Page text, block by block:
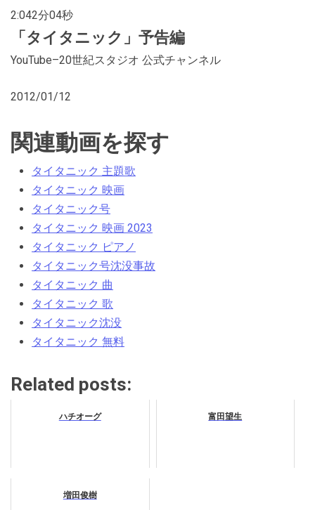
2:042分04秒
「 タイタニック 」予告編
YouTube–20世紀スタジオ 公式チャンネル
2012/01/12
関連動画を探す
タイタニック 主題歌
タイタニック 映画
タイタニック号
タイタニック 映画 2023
タイタニック ピアノ
タイタニック号沈没事故
タイタニック 曲
タイタニック 歌
タイタニック沈没
タイタニック 無料
Related posts:
ハチオーグ 富田望生
増田俊樹